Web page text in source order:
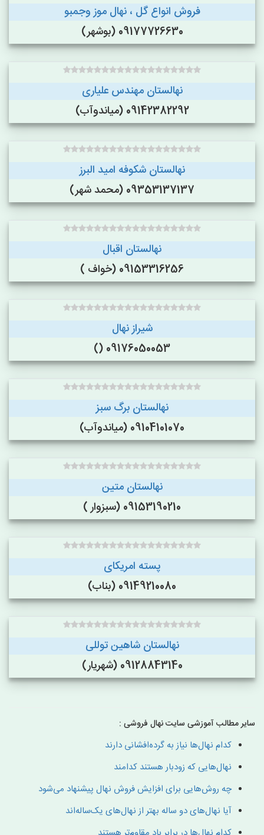
فروش انواع گل ، نهال موز وجمبو
09177726630 (بوشهر)
نهالستان مهندس علیاری
09142382292 (میاندوآب)
نهالستان شکوفه امید البرز
09353137137 (محمد شهر)
نهالستان اقبال
09153316256 (خواف )
شیراز نهال
09176050053 ()
نهالستان برگ سبز
09104101070 (میاندوآب)
نهالستان متین
09153190210 (سبزوار )
پسته امریکای
09149210080 (بناب)
نهالستان شاهین توللی
09128843140 (شهریار)
سایر مطالب آموزشی سایت نهال فروشی :
کدام نهال‌ها نیاز به گرده‌افشانی دارند
نهال‌هایی که زودبار هستند کدامند
چه روش‌هایی برای افزایش فروش نهال پیشنهاد می‌شود
آیا نهال‌های دو ساله بهتر از نهال‌های یک‌ساله‌اند